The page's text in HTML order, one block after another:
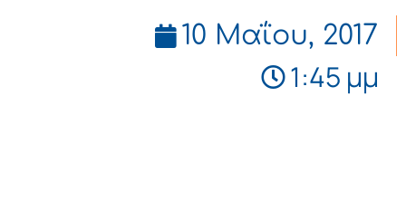
10 Μαΐου, 2017
1:45 μμ